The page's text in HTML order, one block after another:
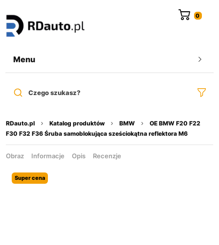
Menu
Czego szukasz?
RDauto.pl Katalog produktów BMW
OE BMW F20 F22
F30 F32 F36 Śruba samoblokująca sześciokątna reflektora M6
Obraz Informacje Opis Recenzje
Super cena